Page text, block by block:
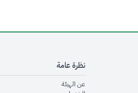
نظرة عامة
عن الهيئةopens in new window